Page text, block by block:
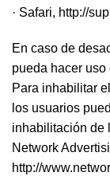
· Safari, http://
En caso de
pueda hacer
Para inhabilitar
los usuarios
inhabilitación de
Network
http://